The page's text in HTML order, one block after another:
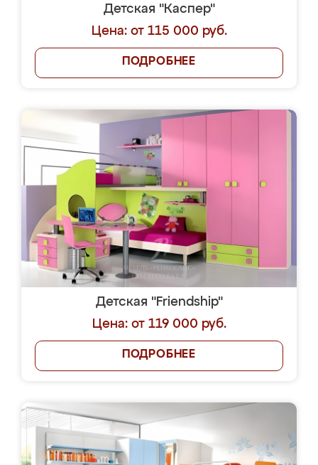
Детская "Каспер"
Цена: от 115 000 руб.
ПОДРОБНЕЕ
Детская "Friendship"
Цена: от 119 000 руб.
ПОДРОБНЕЕ